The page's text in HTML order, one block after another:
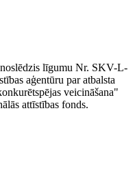
līgumu Nr. SKV-L-
aģentūru par atbalsta
veicināšana"
attīstības fonds.